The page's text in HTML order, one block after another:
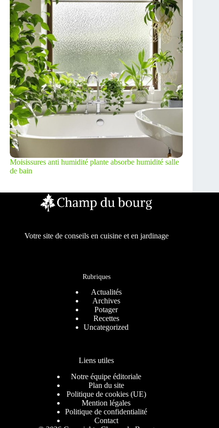
Moisissures anti humidité plante absorbe humidité salle
de bain
Votre site de conseils en cuisine et en jardinage
Rubriques
Actualités
Archives
Potager
Recettes
Uncategorized
Liens utiles
Notre équipe éditoriale
Plan du site
Politique de cookies (UE)
Mention légales
Politique de confidentialité
Contact